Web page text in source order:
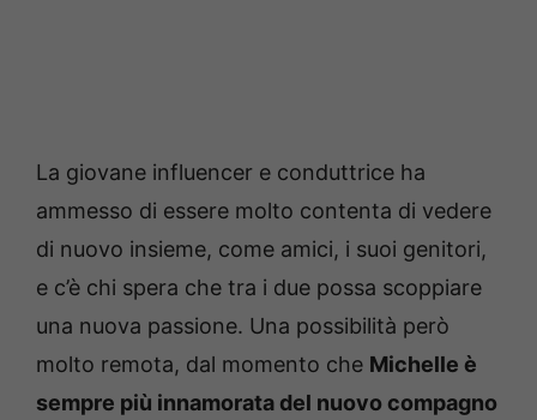
La giovane influencer e conduttrice ha
ammesso di essere molto contenta di vedere
di nuovo insieme, come amici, i suoi genitori,
e c’è chi spera che tra i due possa scoppiare
una nuova passione. Una possibilità però
molto remota, dal momento che Michelle è
sempre più innamorata del nuovo compagno